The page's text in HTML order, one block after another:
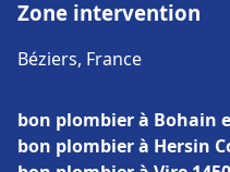
Zone intervention
Béziers, France
bon plombier à Bohain
bon plombier à Hersin